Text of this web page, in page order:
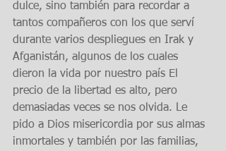
dulce, sino también para recordar a
tantos compañeros con los que serví
durante varios despliegues en Irak y
Afganistán, algunos de los cuales
dieron la vida por nuestro país El
precio de la libertad es alto, pero
demasiadas veces se nos olvida. Le
pido a Dios misericordia por sus almas
inmortales y también por las familias,